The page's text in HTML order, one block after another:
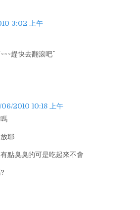
3:02 上午
趕快去翻滾吧^^
06/2010 10:18 上午
耶
點臭臭的可是吃起來不會